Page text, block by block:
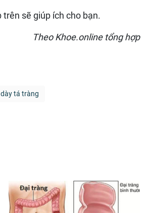
sẽ giúp ích cho bạn.
Theo Khoe.online tổng hợp
tá tràng